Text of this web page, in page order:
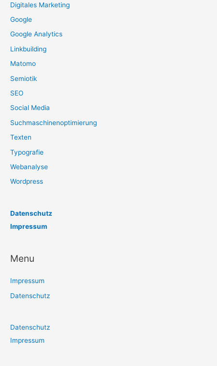
Digitales Marketing
Google
Google Analytics
Linkbuilding
Matomo
Semiotik
SEO
Social Media
Suchmaschinenoptimierung
Texten
Typografie
Webanalyse
Wordpress
Datenschutz
Impressum
Menu
Impressum
Datenschutz
Datenschutz
Impressum